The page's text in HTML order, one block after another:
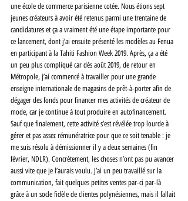
une école de commerce parisienne cotée. Nous étions sept
jeunes créateurs à avoir été retenus parmi une trentaine de
candidatures et ça a vraiment été une étape importante pour
ce lancement, dont j’ai ensuite présenté les modèles au Fenua
en participant à la Tahiti Fashion Week 2019. Après, ça a été
un peu plus compliqué car dès août 2019, de retour en
Métropole, j’ai commencé à travailler pour une grande
enseigne internationale de magasins de prêt-à-porter afin de
dégager des fonds pour financer mes activités de créateur de
mode, car je continue à tout produire en autofinancement.
Sauf que finalement, cette activité s’est révélée trop lourde à
gérer et pas assez rémunératrice pour que ce soit tenable : je
me suis résolu à démissionner il y a deux semaines (fin
février, NDLR). Concrètement, les choses n’ont pas pu avancer
aussi vite que je l’aurais voulu. J’ai un peu travaillé sur la
communication, fait quelques petites ventes par-ci par-là
grâce à un socle fidèle de clientes polynésiennes, mais il fallait